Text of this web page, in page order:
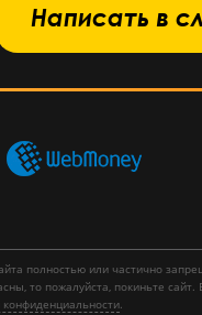
Написать в
полностью или частично
то пожалуйста, покиньте сайт.
конфиденциальности.